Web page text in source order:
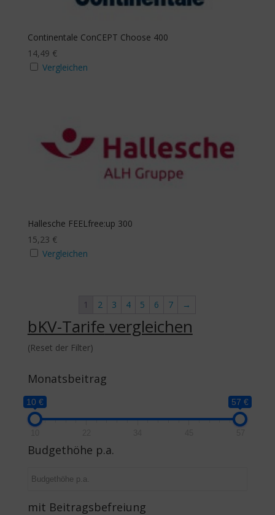
Continentale ConCEPT Choose 400
14,49 €
Vergleichen
Hallesche FEELfree:up 300
15,23 €
Vergleichen
1 2 3 4 5 6 7 →
bKV-Tarife vergleichen
(Reset der Filter)
Monatsbeitrag
10 € 57 €
Budgethöhe p.a.
mit Beitragsbefreiung